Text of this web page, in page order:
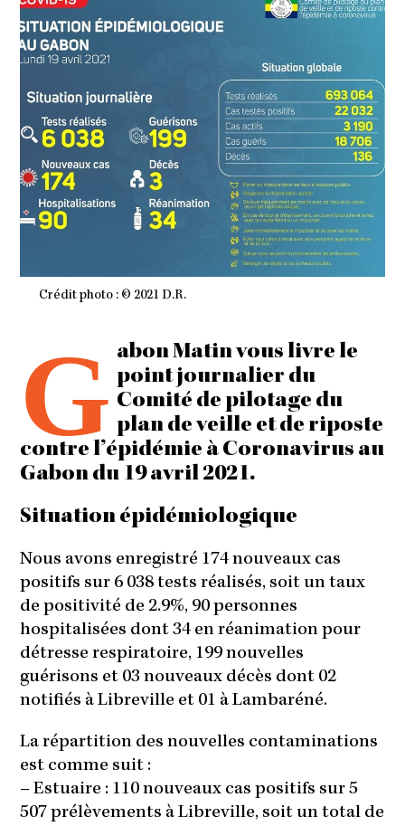
Crédit photo : © 2021 D.R.
G abon Matin vous livre le
point journalier du
Comité de pilotage du
plan de veille et de riposte
contre l’épidémie à Coronavirus au
Gabon du 19 avril 2021.
Situation épidémiologique
Nous avons enregistré 174 nouveaux cas
positifs sur 6 038 tests réalisés, soit un taux
de positivité de 2.9%, 90 personnes
hospitalisées dont 34 en réanimation pour
détresse respiratoire, 199 nouvelles
guérisons et 03 nouveaux décès dont 02
notifiés à Libreville et 01 à Lambaréné.
La répartition des nouvelles contaminations
est comme suit :
–Estuaire : 110 nouveaux cas positifs sur 5
507 prélèvements à Libreville, soit un total de